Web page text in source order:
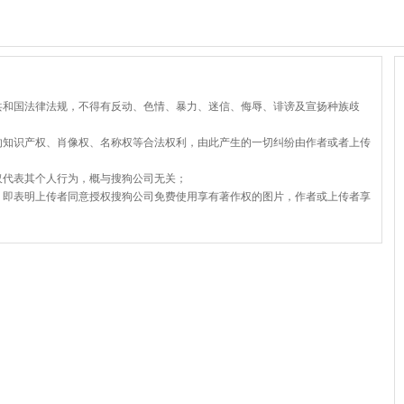
国法律法规，不得有反动、色情、暴力、迷信、侮辱、诽谤及宣扬种族歧
识产权、肖像权、名称权等合法权利，由此产生的一切纠纷由作者或者上传
表其个人行为，概与搜狗公司无关；
表明上传者同意授权搜狗公司免费使用享有著作权的图片，作者或上传者享